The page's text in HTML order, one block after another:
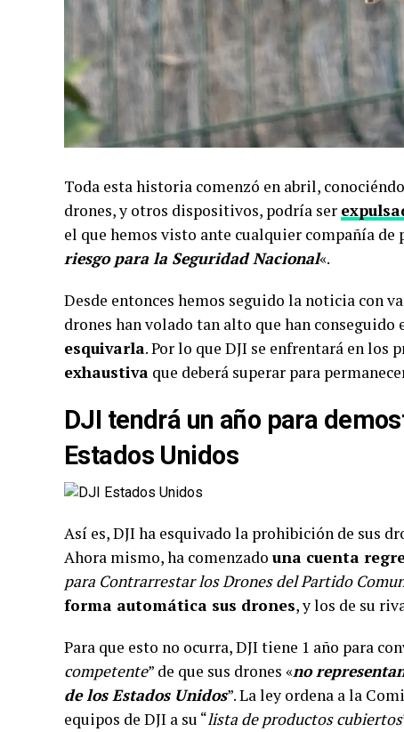
Toda esta historia comenzó en abril,
drones, y otros dispositivos, podría ser
el que hemos visto ante cualquier compañía de
riesgo para la Seguridad Nacional«.
Desde entonces hemos seguido la noticia con
drones han volado tan alto que han
esquivarla. Por lo que DJI se enfrentará en los
exhaustiva que deberá superar para
DJI tendrá un año para
Estados Unidos
Así es, DJI ha esquivado la prohibición de sus
Ahora mismo, ha comenzado una cuenta
para Contrarrestar los Drones del Partido
forma automática sus drones, y los de su
Para que esto no ocurra, DJI tiene 1 año para
competente” de que sus drones «no
de los Estados Unidos”. La ley ordena a la
equipos de DJI a su “lista de productos cubiertos